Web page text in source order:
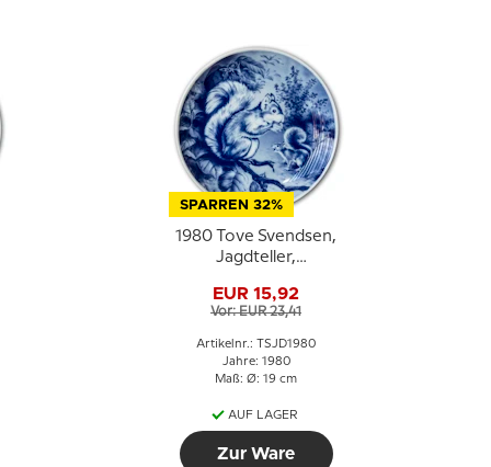
SPARREN 32%
1980 Tove Svendsen,
Jagdteller,
EUR 15,92
Vor: EUR 23,41
Artikelnr.: TSJD1980
Jahre: 1980
Maß: Ø: 19 cm
AUF LAGER
Zur Ware